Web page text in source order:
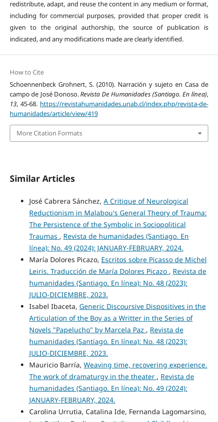
redistribute, adapt, and reuse the content in any medium or format,
including for commercial purposes, provided that proper credit is
given to the original authorship, the source of publication is
indicated, and any modifications made are clearly identified.
How to Cite
Schoennenbeck Grohnert, S. (2010). Narración y sujeto en Casa de
campo de José Donoso.Revista De Humanidades (Santiago. En línea),
13, 45-68. https://revistahumanidades.unab.cl/index.php/revista-de-
humanidades/article/view/419
More Citation Formats
Similar Articles
José Cabrera Sánchez, A Critique of Neurological
Reductionism in Malabou's General Theory of Trauma:
The Persistence of the Symbolic in Sociopolitical
Traumas , Revista de humanidades (Santiago. En
línea): No. 49 (2024): JANUARY-FEBRUARY, 2024.
María Dolores Picazo, Escritos sobre Picasso de Michel
Leiris. Traducción de María Dolores Picazo , Revista de
humanidades (Santiago. En línea): No. 48 (2023):
JULIO-DICIEMBRE, 2023.
Isabel Ibaceta, Generic Discoursive Dispositives in the
Articulation of the Boy as a Writter in the Series of
Novels "Papelucho" by Marcela Paz , Revista de
humanidades (Santiago. En línea): No. 48 (2023):
JULIO-DICIEMBRE, 2023.
Mauricio Barría, Weaving time, recovering experience.
The work of dramaturgy in the theater , Revista de
humanidades (Santiago. En línea): No. 49 (2024):
JANUARY-FEBRUARY, 2024.
Carolina Urrutia, Catalina Ide, Fernanda Lagomarsino,